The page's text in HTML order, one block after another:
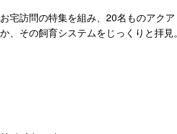
宅訪問の特集を組み、20名ものアク
、その飼育システムをじっくりと拝